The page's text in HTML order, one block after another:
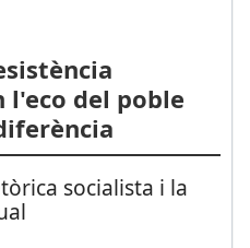
l'eco del poble
socialista i la